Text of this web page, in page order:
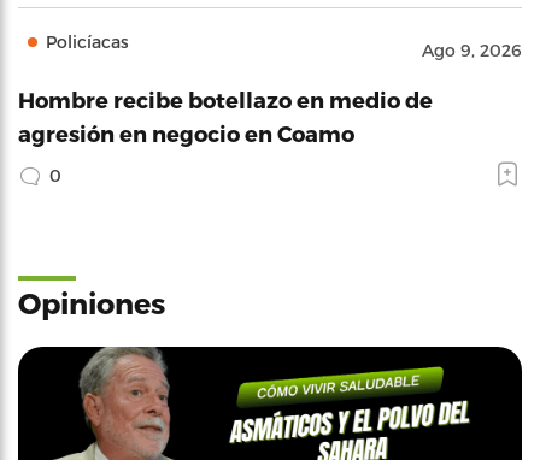
Policíacas Ago 9, 2026
Hombre recibe botellazo en medio de
agresión en negocio en Coamo
0
Opiniones